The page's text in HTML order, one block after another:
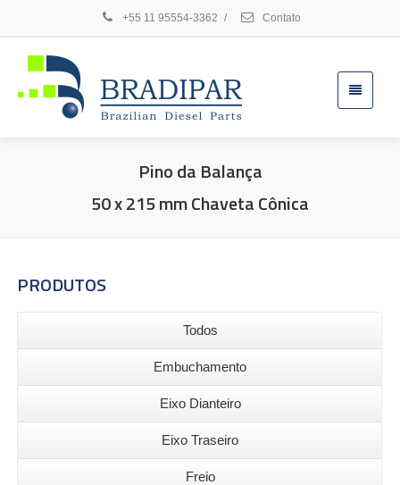
+55 11 95554-3362 / Contato
Pino da Balança
50 x 215 mm Chaveta Cônica
PRODUTOS
Todos
Embuchamento
Eixo Dianteiro
Eixo Traseiro
Freio